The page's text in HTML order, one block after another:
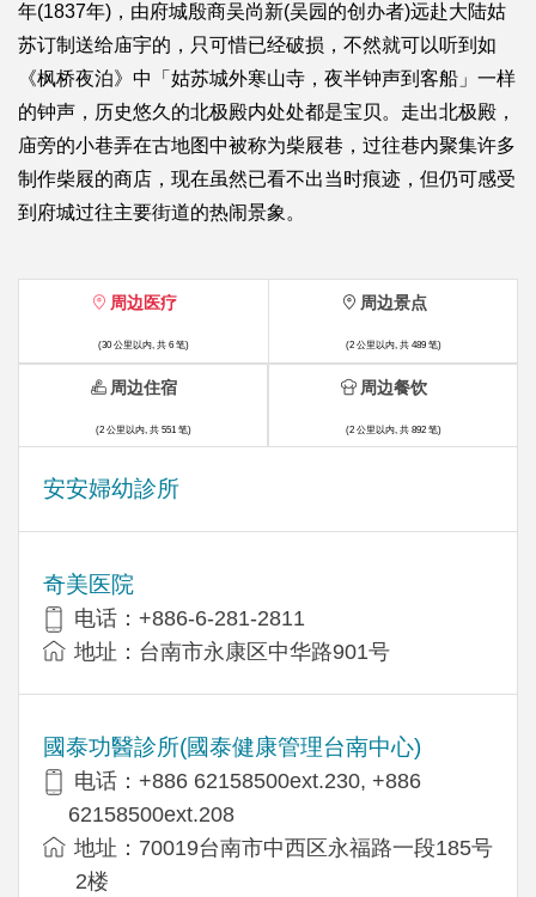
年(1837年)，由府城殷商吴尚新(吴园的创办者)远赴大陆姑
苏订制送给庙宇的，只可惜已经破损，不然就可以听到如
《枫桥夜泊》中「姑苏城外寒山寺，夜半钟声到客船」一样
的钟声，历史悠久的北极殿内处处都是宝贝。走出北极殿，
庙旁的小巷弄在古地图中被称为柴屐巷，过往巷内聚集许多
制作柴屐的商店，现在虽然已看不出当时痕迹，但仍可感受
到府城过往主要街道的热闹景象。
周边医疗
(30 公里以内, 共 6 笔)
安安婦幼診所
奇美医院
电话：+886-6-281-2811
地址：台南市永康区中华路901号
國泰功醫診所(國泰健康管理台南中心)
电话：+886 62158500ext.230, +886
62158500ext.208
地址：70019台南市中西区永福路一段185号
2楼
周边景点
(2 公里以内, 共 489 笔)
周边住宿
(2 公里以内, 共 551 笔)
周边餐饮
(2 公里以内, 共 892 笔)